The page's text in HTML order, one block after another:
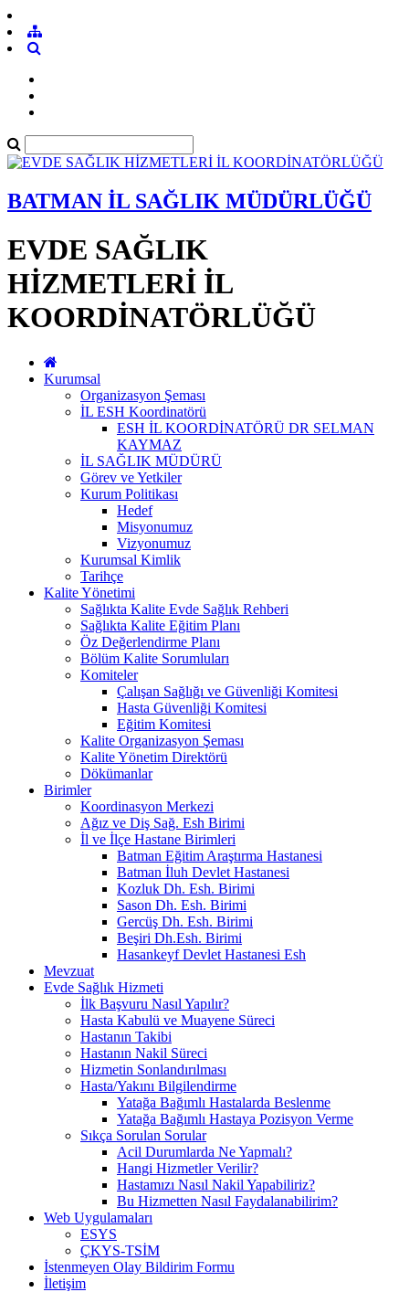
BATMAN İL SAĞLIK MÜDÜRLÜĞÜ
EVDE SAĞLIK
HİZMETLERİ İL
KOORDİNATÖRLÜĞÜ
Kurumsal
Organizasyon Şeması
İL ESH Koordinatörü
ESH İL KOORDİNATÖRÜ DR SELMAN
KAYMAZ
İL SAĞLIK MÜDÜRÜ
Görev ve Yetkiler
Kurum Politikası
Hedef
Misyonumuz
Vizyonumuz
Kurumsal Kimlik
Tarihçe
Kalite Yönetimi
Sağlıkta Kalite Evde Sağlık Rehberi
Sağlıkta Kalite Eğitim Planı
Öz Değerlendirme Planı
Bölüm Kalite Sorumluları
Komiteler
Çalışan Sağlığı ve Güvenliği Komitesi
Hasta Güvenliği Komitesi
Eğitim Komitesi
Kalite Organizasyon Şeması
Kalite Yönetim Direktörü
Dökümanlar
Birimler
Koordinasyon Merkezi
Ağız ve Diş Sağ. Esh Birimi
İl ve İlçe Hastane Birimleri
Batman Eğitim Araştırma Hastanesi
Batman İluh Devlet Hastanesi
Kozluk Dh. Esh. Birimi
Sason Dh. Esh. Birimi
Gercüş Dh. Esh. Birimi
Beşiri Dh.Esh. Birimi
Hasankeyf Devlet Hastanesi Esh
Mevzuat
Evde Sağlık Hizmeti
İlk Başvuru Nasıl Yapılır?
Hasta Kabulü ve Muayene Süreci
Hastanın Takibi
Hastanın Nakil Süreci
Hizmetin Sonlandırılması
Hasta/Yakını Bilgilendirme
Yatağa Bağımlı Hastalarda Beslenme
Yatağa Bağımlı Hastaya Pozisyon Verme
Sıkça Sorulan Sorular
Acil Durumlarda Ne Yapmalı?
Hangi Hizmetler Verilir?
Hastamızı Nasıl Nakil Yapabiliriz?
Bu Hizmetten Nasıl Faydalanabilirim?
Web Uygulamaları
ESYS
ÇKYS-TSİM
İstenmeyen Olay Bildirim Formu
İletişim